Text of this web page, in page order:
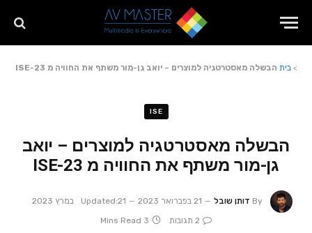
>בית הבשלה מאסטרטגיה למוצרים – יואב גן-מור משתף את החוויה מ ISE-23
ISE
הבשלה מאסטרטגיה למוצרים – יואב
גן-מור משתף את החוויה מ ISE-23
By דותן שובל 21 בפברואר 2023 Updated:21 במרץ 2023
2 תגובות
3 Mins Read